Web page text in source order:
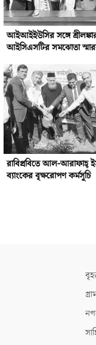
আইআইইউসির সঙ্গে
আইসিএসটির সমঝোতা
রাবিপ্রবিতে আল-আরাফাহ্‌
ব্যাংকের বৃক্ষরোপণ কর্মসূচি